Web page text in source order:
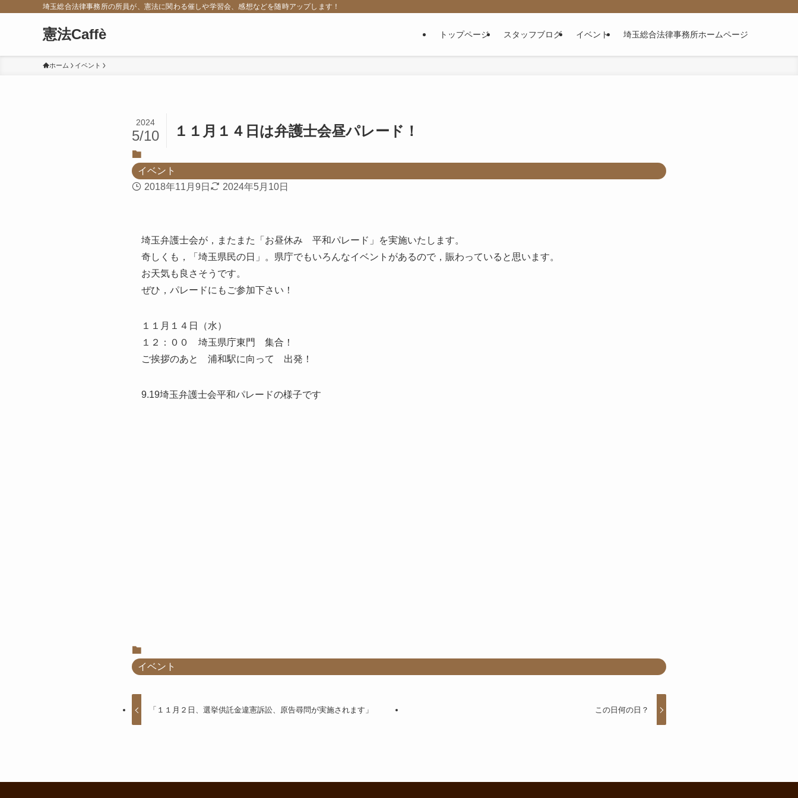
埼玉総合法律事務所の所員が、憲法に関わる催しや学習会、感想などを随時アップします！
憲法Caffè トップページ スタッフブログ イベント 埼玉総合法律事務所ホームページ
ホーム イベント
１１月１４日は弁護士会昼パレード！
2024
5/10
イベント
2018年11月9日
2024年5月10日
埼玉弁護士会が，またまた「お昼休み 平和パレード」を実施いたします。
奇しくも，「埼玉県民の日」。県庁でもいろんなイベントがあるので，賑わっていると思います。
お天気も良さそうです。
ぜひ，パレードにもご参加下さい！
１１月１４日（水）
１２：００ 埼玉県庁東門 集合！
ご挨拶のあと 浦和駅に向って 出発！
9.19埼玉弁護士会平和パレードの様子です
イベント
「１１月２日、選挙供託金違憲訴訟、原告尋問が実施されます」 この日何の日？